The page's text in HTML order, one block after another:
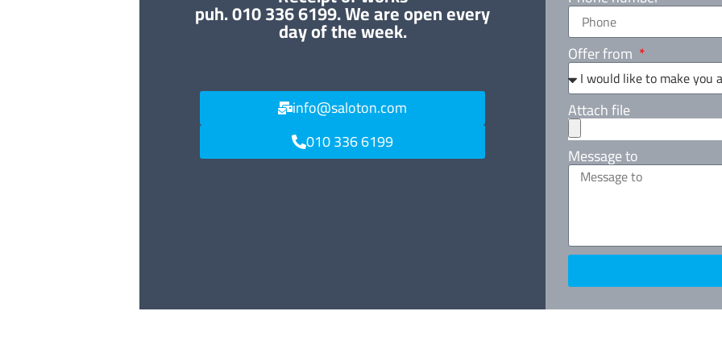
puh. 010 336 6199. We are open every
day of the week.
info@saloton.com
010 336 6199
Offer from
Attach file
Message to